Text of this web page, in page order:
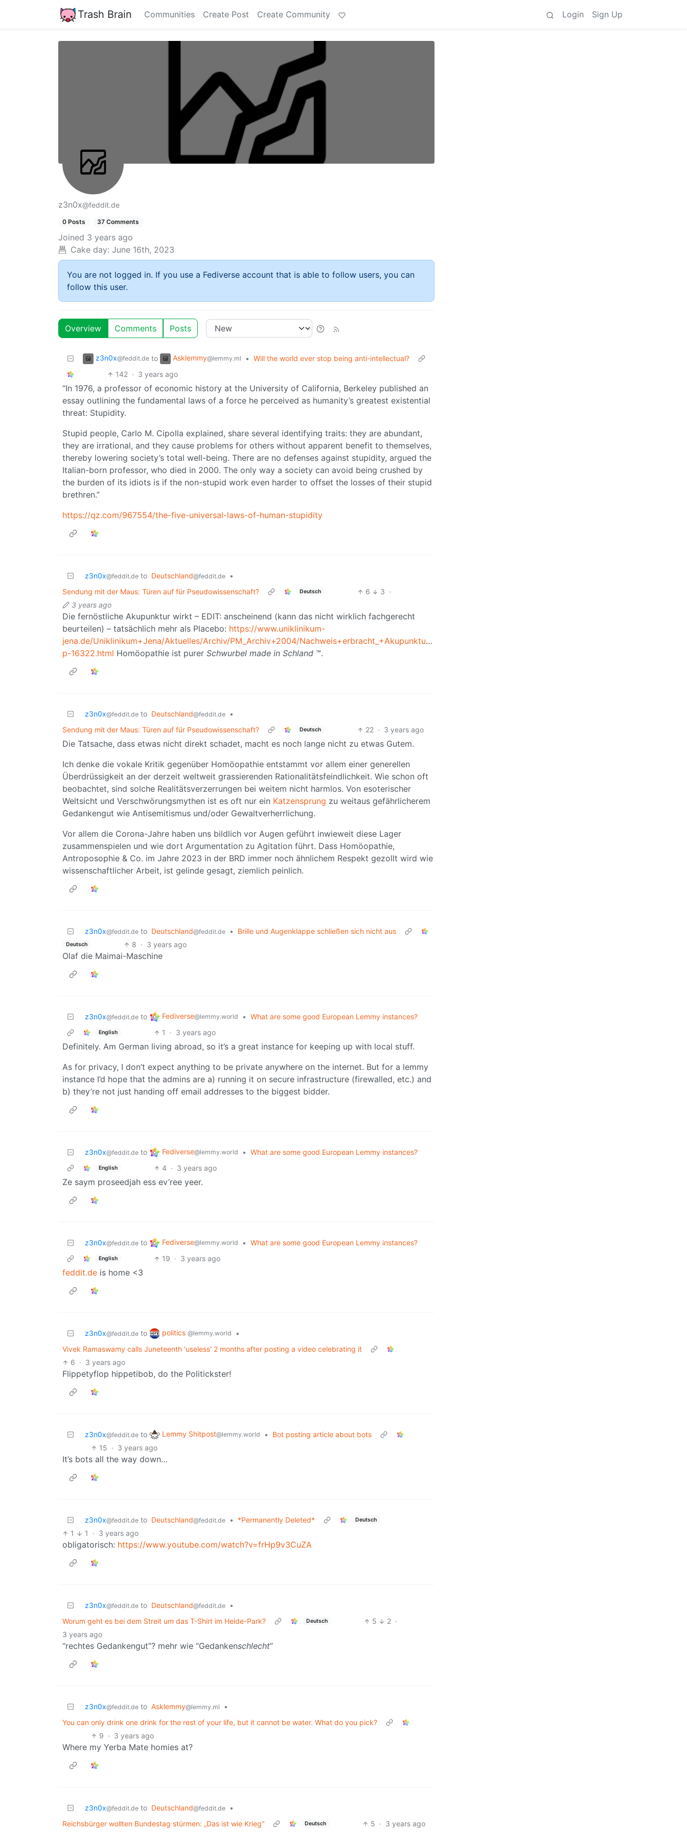
Trash Brain Communities Create Post Create Community Login Sign Up
z3n0x@feddit.de
0 Posts 37 Comments
Joined 3 years ago
Cake day: June 16th, 2023
You are not logged in. If you use a Fediverse account that is able to follow users, you can
follow this user.
Overview Comments Posts
z3n0x@feddit.de to Asklemmy@lemmy.ml • Will the world ever stop being anti-intellectual?
142 · 3 years ago
“In 1976, a professor of economic history at the University of California, Berkeley published an
essay outlining the fundamental laws of a force he perceived as humanity’s greatest existential
threat: Stupidity.
Stupid people, Carlo M. Cipolla explained, share several identifying traits: they are abundant,
they are irrational, and they cause problems for others without apparent benefit to themselves,
thereby lowering society’s total well-being. There are no defenses against stupidity, argued the
Italian-born professor, who died in 2000. The only way a society can avoid being crushed by
the burden of its idiots is if the non-stupid work even harder to offset the losses of their stupid
brethren.”
https://qz.com/967554/the-five-universal-laws-of-human-stupidity
z3n0x@feddit.de to Deutschland@feddit.de
•
Sendung mit der Maus: Türen auf für Pseudowissenschaft?
Deutsch 6 3 ·
3 years ago
Die fernöstliche Akupunktur wirkt – EDIT: anscheinend (kann das nicht wirklich fachgerecht
beurteilen) – tatsächlich mehr als Placebo: https://www.uniklinikum-
jena.de/Uniklinikum+Jena/Aktuelles/Archiv/PM_Archiv+2004/Nachweis+erbracht_+Akupunktur+ist+mehr+als+ein+_Placebo_-
p-16322.html Homöopathie ist purer Schwurbel made in Schland ™.
z3n0x@feddit.de to Deutschland@feddit.de
•
Sendung mit der Maus: Türen auf für Pseudowissenschaft?
Deutsch 22 · 3 years ago
Die Tatsache, dass etwas nicht direkt schadet, macht es noch lange nicht zu etwas Gutem.
Ich denke die vokale Kritik gegenüber Homöopathie entstammt vor allem einer generellen
Überdrüssigkeit an der derzeit weltweit grassierenden Rationalitätsfeindlichkeit. Wie schon oft
beobachtet, sind solche Realitätsverzerrungen bei weitem nicht harmlos. Von esoterischer
Weltsicht und Verschwörungsmythen ist es oft nur ein Katzensprung zu weitaus gefährlicherem
Gedankengut wie Antisemitismus und/oder Gewaltverherrlichung.
Vor allem die Corona-Jahre haben uns bildlich vor Augen geführt inwieweit diese Lager
zusammenspielen und wie dort Argumentation zu Agitation führt. Dass Homöopathie,
Antroposophie & Co. im Jahre 2023 in der BRD immer noch ähnlichem Respekt gezollt wird wie
wissenschaftlicher Arbeit, ist gelinde gesagt, ziemlich peinlich.
z3n0x@feddit.de to Deutschland@feddit.de • Brille und Augenklappe schließen sich nicht aus
Deutsch 8 · 3 years ago
Olaf die Maimai-Maschine
z3n0x@feddit.de to Fediverse@lemmy.world • What are some good European Lemmy instances?
English 1 · 3 years ago
Definitely. Am German living abroad, so it’s a great instance for keeping up with local stuff.
As for privacy, I don’t expect anything to be private anywhere on the internet. But for a lemmy
instance I’d hope that the admins are a) running it on secure infrastructure (firewalled, etc.) and
b) they’re not just handing off email addresses to the biggest bidder.
z3n0x@feddit.de to Fediverse@lemmy.world • What are some good European Lemmy instances?
English 4 · 3 years ago
Ze saym proseedjah ess ev’ree yeer.
z3n0x@feddit.de to Fediverse@lemmy.world • What are some good European Lemmy instances?
English 19 · 3 years ago
feddit.de is home <3
z3n0x@feddit.de to politics @lemmy.world
•
Vivek Ramaswamy calls Juneteenth 'useless' 2 months after posting a video celebrating it
6 · 3 years ago
Flippetyflop hippetibob, do the Politickster!
z3n0x@feddit.de to Lemmy Shitpost@lemmy.world •
Bot posting article about bots
15 · 3 years ago
It’s bots all the way down…
z3n0x@feddit.de to Deutschland@feddit.de • *Permanently Deleted* Deutsch
1 1 · 3 years ago
obligatorisch: https://www.youtube.com/watch?v=frHp9v3CuZA
z3n0x@feddit.de to Deutschland@feddit.de
•
Worum geht es bei dem Streit um das T-Shirt im Heide-Park?
Deutsch 5 2 ·
3 years ago
“rechtes Gedankengut”? mehr wie “Gedankenschlecht”
z3n0x@feddit.de to Asklemmy@lemmy.ml
•
You can only drink one drink for the rest of your life, but it cannot be water. What do you pick?
9 · 3 years ago
Where my Yerba Mate homies at?
z3n0x@feddit.de to Deutschland@feddit.de
•
Reichsbürger wollten Bundestag stürmen: „Das ist wie Krieg“
Deutsch 5 · 3 years ago